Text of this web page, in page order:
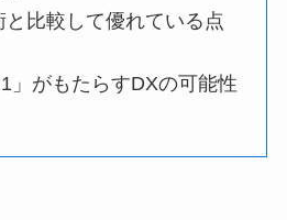
比較して優れている点
」がもたらすDXの可能性